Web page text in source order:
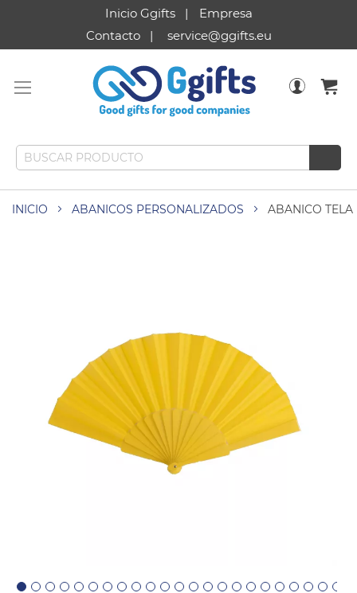
Inicio Ggifts
Empresa
Contacto
service@ggifts.eu
INICIO ABANICOS PERSONALIZADOS ABANICO TELA